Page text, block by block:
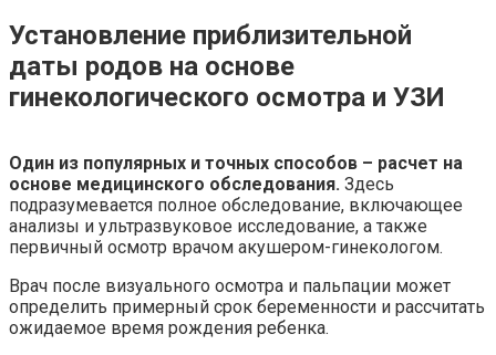
Установление приблизительной
даты родов на основе
гинекологического осмотра и УЗИ
Один из популярных и точных способов – расчет на
основе медицинского обследования. Здесь
подразумевается полное обследование, включающее
анализы и ультразвуковое исследование, а также
первичный осмотр врачом акушером-гинекологом.
Врач после визуального осмотра и пальпации может
определить примерный срок беременности и рассчитать
ожидаемое время рождения ребенка.